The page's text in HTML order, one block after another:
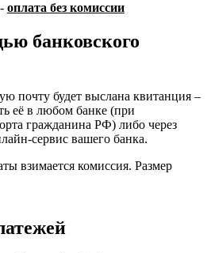
оплата без комиссии
банковского
почту будет выслана квитанция –
её в любом банке (при
гражданина РФ) либо через
сервис вашего банка.
взимается комиссия. Размер